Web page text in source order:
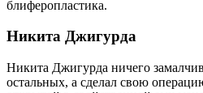
блиферопластика.
Никита Джигурда
Никита Джигурда ничего
остальных, а сделал свою